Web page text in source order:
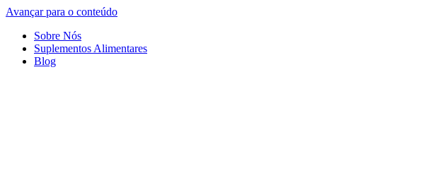
Avançar para o conteúdo
Sobre Nós
Suplementos Alimentares
Blog